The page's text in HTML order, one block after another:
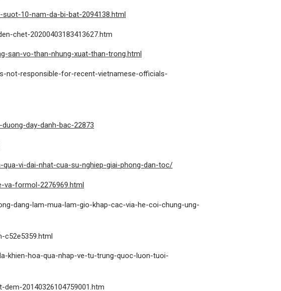
10-nam-da-bi-bat-2094138.html
chet-20200403183413627.htm
san-vo-than-nhung-xuat-than-trong.html
not-responsible-for-recent-vietnamese-officials-
day-danh-bac-22873
vi-dai-nhat-cua-su-nghiep-giai-phong-dan-toc/
va-formol-2276969.html
dang-lam-mua-lam-gio-khap-cac-via-he-coi-chung-ung-
c52e5359.html
khien-hoa-qua-nhap-ve-tu-trung-quoc-luon-tuoi-
20140326104759001.htm